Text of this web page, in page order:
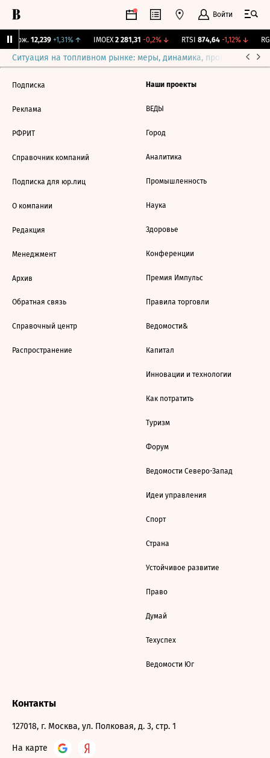
Войти
Бирж. 12,239 +1,31%↑ IMOEX 2 281,31 -0,2%↓ RTSI 874,64 -1,12%↓
Ситуация на топливном рынке: меры, динамика, прогнозы
Подписка
Реклама
РФРИТ
Справочник компаний
Подписка для юр.лиц
О компании
Редакция
Менеджмент
Архив
Обратная связь
Справочный центр
Распространение
Наши проекты
ВЕДЫ
Город
Аналитика
Промышленность
Наука
Здоровье
Конференции
Премия Импульс
Правила торговли
Ведомости&
Капитал
Инновации и технологии
Как потратить
Туризм
Форум
Ведомости Северо-Запад
Идеи управления
Спорт
Страна
Устойчивое развитие
Право
Думай
Техуспех
Ведомости Юг
Контакты
127018, г. Москва, ул. Полковая, д. 3, стр. 1
На карте